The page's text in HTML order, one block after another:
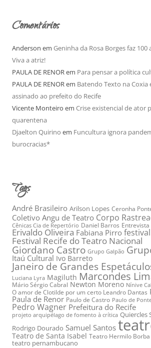
Comentários
Anderson em Geninha da Rosa Borges faz 100
Viva a atriz!
PAULA DE RENORem Para pensar a política
PAULA DE RENORem Batendo Texto na Coxia
assinado ao prefeito do Recife
Vicente Monteiro em Crise existencial de ator
quarentena
Djaelton Quirino em Funcultura ignora
burocracias*
Tags
André Brasileiro Arilson Lopes Ceronha
Coletivo Angu de Teatro Corpo
Cênicas Cia de Repertório Daniel Barros Entrevista
Erivaldo Oliveira Fabiana Pirro festival
Festival Recife do Teatro Nacional
Giordano Castro Grupo Galpão
Itaú Cultural Ivo Barreto
Janeiro de Grandes
Luciana Lyra Magiluth Marcondes
Mário Sérgio Cabral Newton Moreno Nínive
O amor de Clotilde por um certo Leandro Dantas
Paula de Renor Paulo de Castro Paulo de
Pedro Wagner Prefeitura do Recife
projeto arquipélago de fomento à crítica Quiercles
Rodrigo Dourado Samuel Santos
Teatro de Santa Isabel Teatro Hermilo Borba
teatro pernambucano